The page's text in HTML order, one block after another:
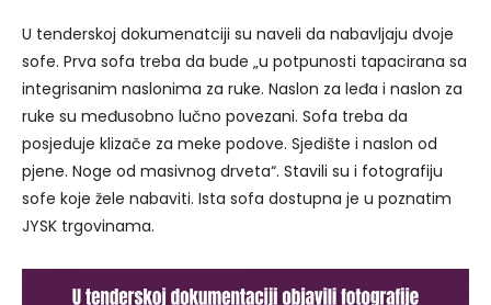
U tenderskoj dokumenatciji su naveli da nabavljaju dvoje
sofe. Prva sofa treba da bude „u potpunosti tapacirana sa
integrisanim naslonima za ruke. Naslon za leđa i naslon za
ruke su međusobno lučno povezani. Sofa treba da
posjeduje klizače za meke podove. Sjedište i naslon od
pjene. Noge od masivnog drveta“. Stavili su i fotografiju
sofe koje žele nabaviti. Ista sofa dostupna je u poznatim
JYSK trgovinama.